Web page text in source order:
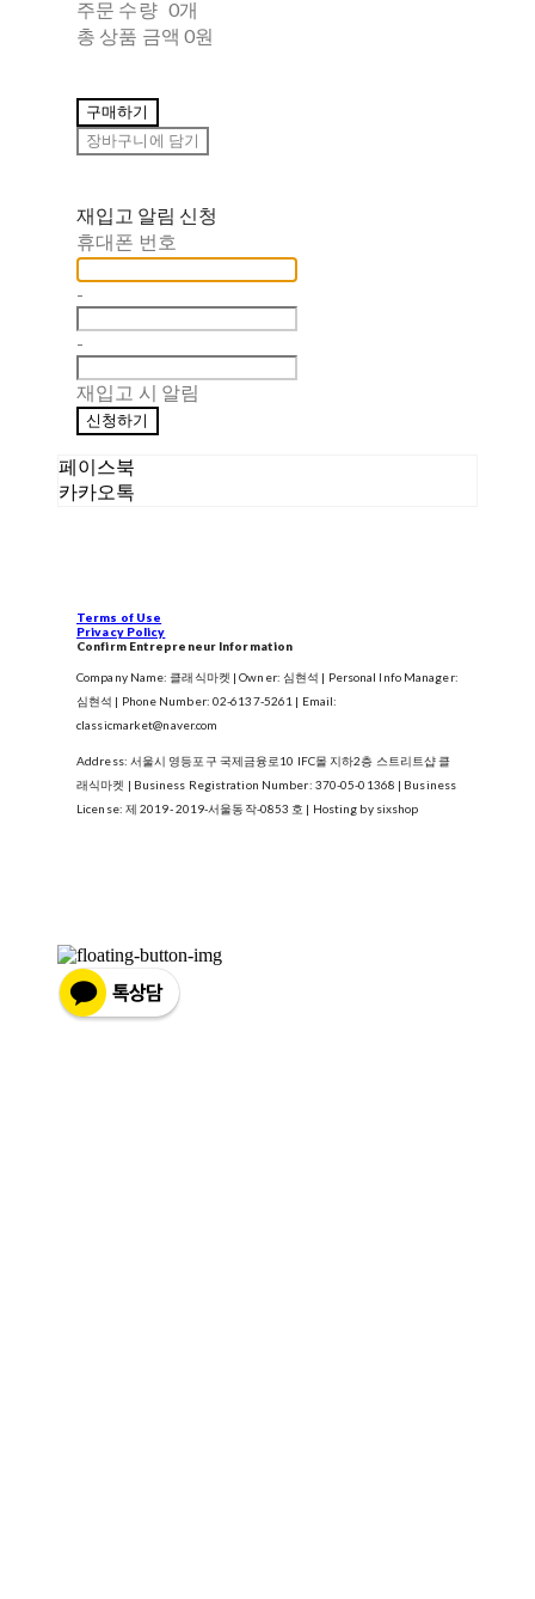
주문 수량 0개
총 상품 금액 0원
구매하기
장바구니에 담기
재입고 알림 신청
휴대폰 번호
-
-
재입고 시 알림
신청하기
페이스북
카카오톡
Terms of Use
Privacy Policy
Confirm Entrepreneur Information
Company Name: 클래식마켓 | Owner: 심현석 | Personal Info Manager:
심현석 | Phone Number: 02-6137-5261 | Email:
classicmarket@naver.com
Address: 서울시 영등포구 국제금융로10 IFC몰 지하2층 스트리트샵 클
래식마켓 | Business Registration Number: 370-05-01368 | Business
License: 제 2019- 2019-서울동작-0853 호 | Hosting by sixshop